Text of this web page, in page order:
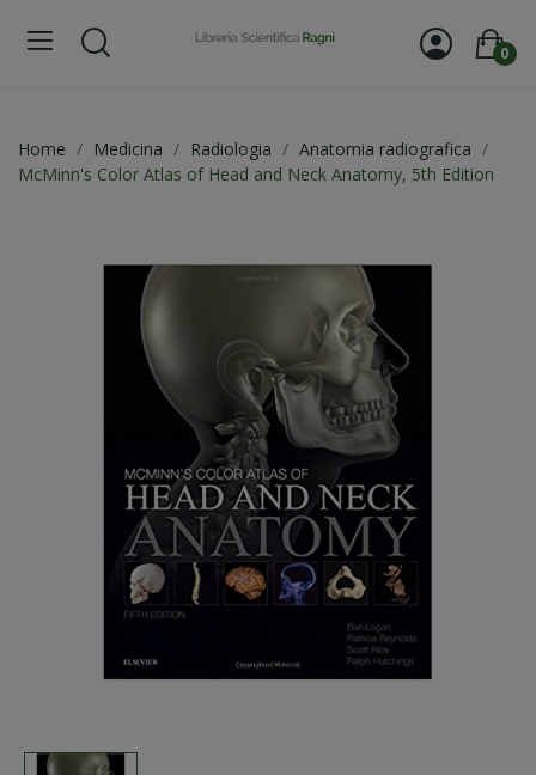
0
Home Medicina Radiologia
Anatomia radiografica
McMinn's Color Atlas of Head and Neck Anatomy, 5th Edition